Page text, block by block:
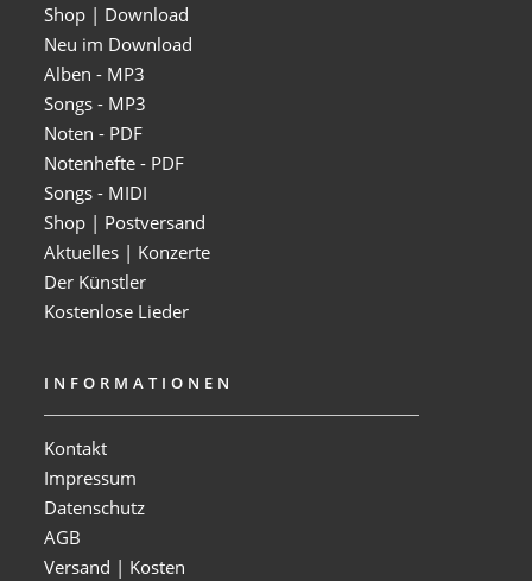
Shop | Download
Neu im Download
Alben - MP3
Songs - MP3
Noten - PDF
Notenhefte - PDF
Songs - MIDI
Shop | Postversand
Aktuelles | Konzerte
Der Künstler
Kostenlose Lieder
INFORMATIONEN
Kontakt
Impressum
Datenschutz
AGB
Versand | Kosten